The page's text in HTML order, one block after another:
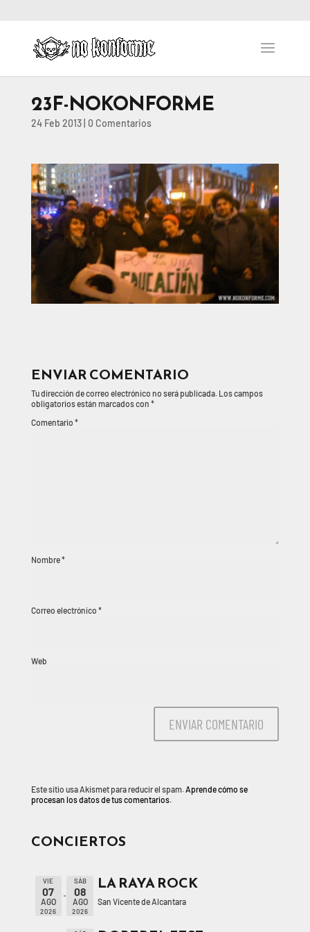
23F-NOKONFORME
24 Feb 2013| 0 Comentarios
ENVIAR COMENTARIO
Tu dirección de correo electrónico no será publicada. Los campos
obligatorios están marcados con *
Comentario *
Nombre*
Correo electrónico *
Web
Este sitio usa Akismet para reducir el spam. Aprende cómo se
procesan los datos de tus comentarios.
CONCIERTOS
VIE
07
AGO
2026
SÁB
08
AGO
2026
LA RAYA ROCK
San Vicente de Alcantara